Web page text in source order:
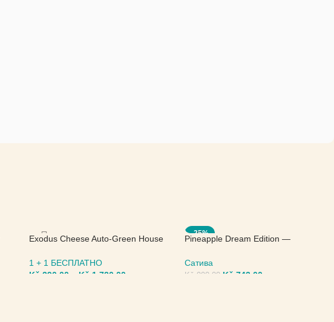
Exodus Cheese Auto-Green House
1 + 1 БЕСПЛАТНО
Kč 290,00 Kč 1.720,00
-25%
Pineapple Dream Edition —
Сатива
Kč 990,00 Kč 743,00